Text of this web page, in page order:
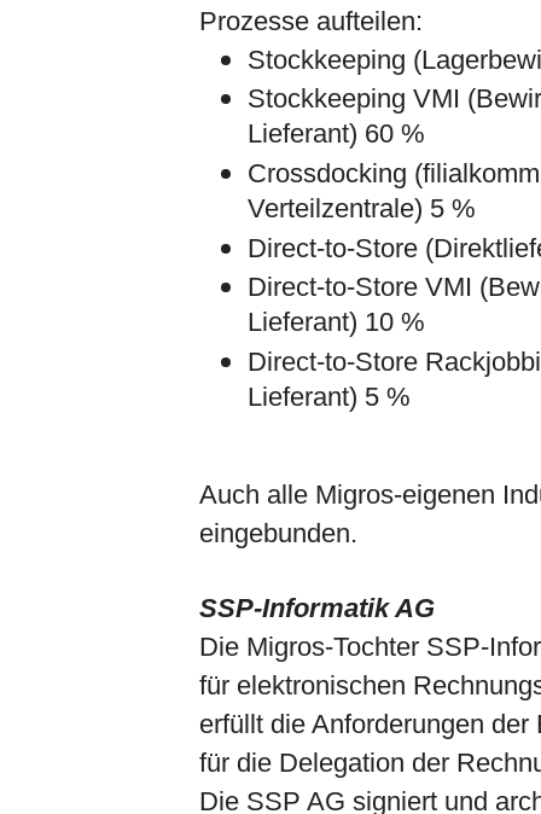
Prozesse aufteilen:
Stockkeeping
Stockkeeping VMI
Lieferant) 60 %
Crossdocking
Verteilzentrale) 5 %
Direct-to-Store
Direct-to-Store VMI
Lieferant) 10 %
Direct-to-Store
Lieferant) 5 %
Auch alle Migros-eigenen
eingebunden.
SSP-Informatik AG
Die Migros-Tochter SSP-
für elektronischen
erfüllt die Anforderungen
für die Delegation der
Die SSP AG signiert und